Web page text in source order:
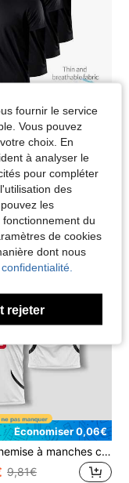
Économiser 0,02€
13,73€
fidèles
Économiser 0,06€
KOVSEE Chemise à manches courtes imprimée avec numéro de baseball 23 et rayures, Los Angeless pour hommes. T-shirt respirant et séchage rapide pour les sports de plein air, la course, le basket-ball, le football. T-shirt de fitness, cadeau de vacances pour le petit ami, blanc, été
9,81€
fournir le service
Vous pouvez
choix. En
à analyser le
pour compléter
des
les
du
de cookies
dont nous
rejeter